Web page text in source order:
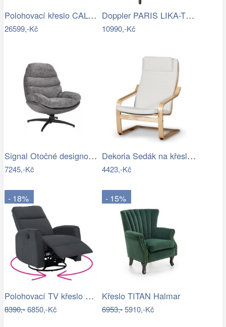
Polohovací křeslo CALGARY 2
26599,-Kč
Doppler PARIS LIKA-TEX(R) šedé -…
10990,-Kč
Signal Otočné designové lounge křeslo…
7245,-Kč
Dekoria Sedák na křeslo IKEA Poäng II,…
4423,-Kč
- 18%
Polohovací TV křeslo MEKENZI Tempo…
8390,-6850,-Kč
- 15%
Křeslo TITAN Halmar
6953,-5910,-Kč